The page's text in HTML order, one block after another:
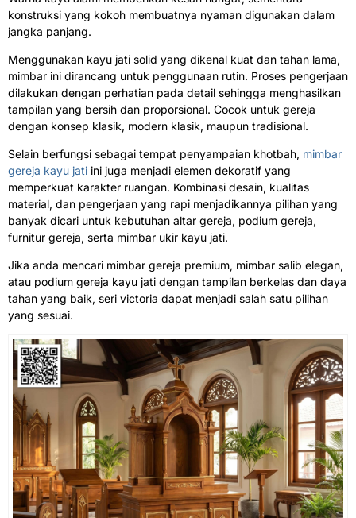
konstruksi yang kokoh membuatnya nyaman digunakan dalam
jangka panjang.
Menggunakan kayu jati solid yang dikenal kuat dan tahan lama,
mimbar ini dirancang untuk penggunaan rutin. Proses pengerjaan
dilakukan dengan perhatian pada detail sehingga menghasilkan
tampilan yang bersih dan proporsional. Cocok untuk gereja
dengan konsep klasik, modern klasik, maupun tradisional.
Selain berfungsi sebagai tempat penyampaian khotbah, mimbar
gereja kayu jati ini juga menjadi elemen dekoratif yang
memperkuat karakter ruangan. Kombinasi desain, kualitas
material, dan pengerjaan yang rapi menjadikannya pilihan yang
banyak dicari untuk kebutuhan altar gereja, podium gereja,
furnitur gereja, serta mimbar ukir kayu jati.
Jika anda mencari mimbar gereja premium, mimbar salib elegan,
atau podium gereja kayu jati dengan tampilan berkelas dan daya
tahan yang baik, seri victoria dapat menjadi salah satu pilihan
yang sesuai.